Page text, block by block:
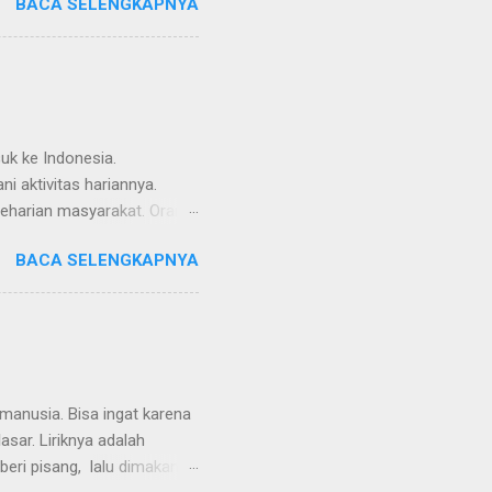
Keberhasilan satu akan
kegagalan, itu juga adalah
pasti terjadi. Jadi tidak
BACA SELENGKAPNYA
ke Indonesia.
aktivitas hariannya.
masyarakat. Orang
online. Perkantoran
dari rumah, bahkan
berdiam di rumah
BACA SELENGKAPNYA
Bisa ingat karena
Liriknya adalah
pisang, lalu dimakan